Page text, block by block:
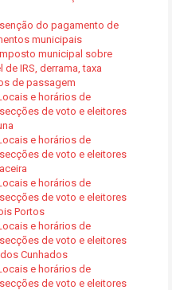
do pagamento de
municipais
municipal sobre
de IRS, derrama, taxa
de passagem
e horários de
de voto e eleitores
e horários de
de voto e eleitores
e horários de
de voto e eleitores
Portos
e horários de
de voto e eleitores
Cunhados
e horários de
de voto e eleitores